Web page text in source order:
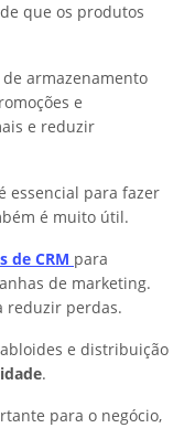
que os produtos
armazenamento
e
e reduzir
essencial para fazer
é muito útil.
de CRM para
de marketing.
reduzir perdas.
e distribuição
.
para o negócio,